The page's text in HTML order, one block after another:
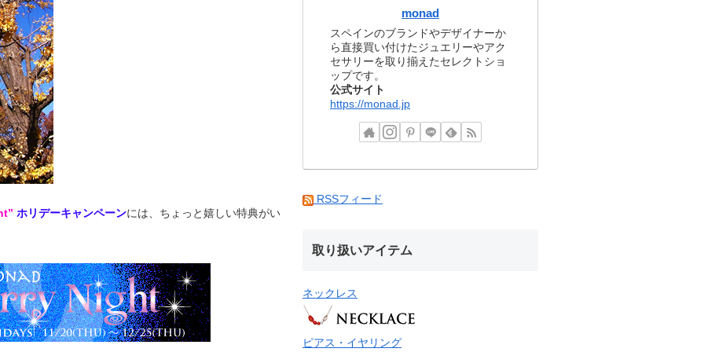
ホリデーキャンペーンには、ちょっと嬉しい特典がい
monad
スペインのブランドやデザイナーか
ら直接買い付けたジュエリーやアク
セサリーを取り揃えたセレクトショ
ップです。
公式サイト
https://monad.jp
RSSフィード
取り扱いアイテム
ネックレス
ピアス・イヤリング